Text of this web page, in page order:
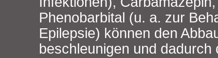
Phenobarbital (u. a. zur
Epilepsie) können den
beschleunigen und dadurch